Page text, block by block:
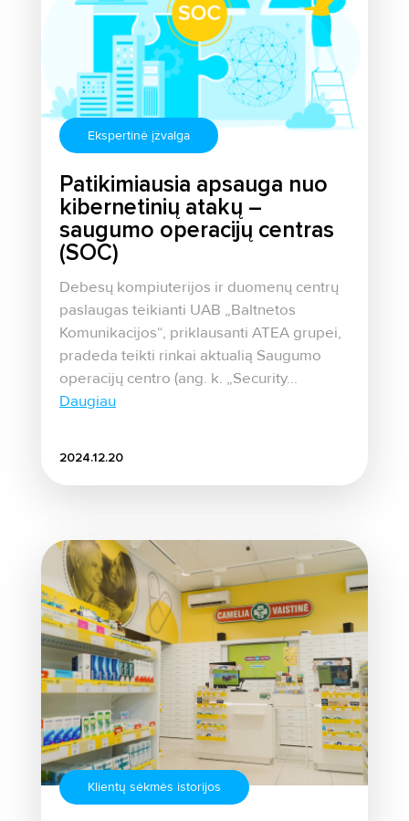
Ekspertinė įžvalga
Patikimiausia apsauga nuo
kibernetinių atakų –
saugumo operacijų centras
(SOC)
Debesų kompiuterijos ir duomenų centrų
paslaugas teikianti UAB „Baltnetos
Komunikacijos“, priklausanti ATEA grupei,
pradeda teikti rinkai aktualią Saugumo
operacijų centro (ang. k. „Security...
Daugiau
2024.12.20
Klientų sėkmės istorijos